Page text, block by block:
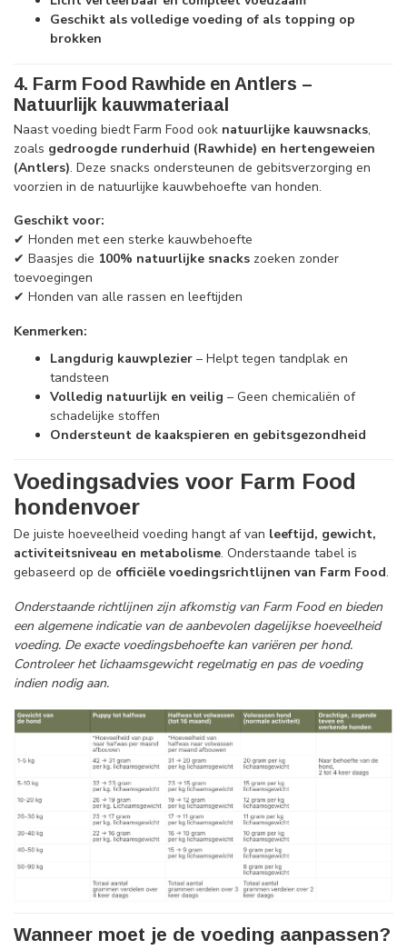
Geschikt als volledige voeding of als topping op
brokken
4. Farm Food Rawhide en Antlers –
Natuurlijk kauwmateriaal
Naast voeding biedt Farm Food ook natuurlijke kauwsnacks,
zoals gedroogde runderhuid (Rawhide) en hertengeweien
(Antlers). Deze snacks ondersteunen de gebitsverzorging en
voorzien in de natuurlijke kauwbehoefte van honden.
Geschikt voor:
✔ Honden met een sterke kauwbehoefte
✔ Baasjes die 100% natuurlijke snacks zoeken zonder
toevoegingen
✔ Honden van alle rassen en leeftijden
Kenmerken:
Langdurig kauwplezier – Helpt tegen tandplak en
tandsteen
Volledig natuurlijk en veilig – Geen chemicaliën of
schadelijke stoffen
Ondersteunt de kaakspieren en gebitsgezondheid
Voedingsadvies voor Farm Food
hondenvoer
De juiste hoeveelheid voeding hangt af van leeftijd, gewicht,
activiteitsniveau en metabolisme. Onderstaande tabel is
gebaseerd op de officiële voedingsrichtlijnen van Farm Food.
Onderstaande richtlijnen zijn afkomstig van Farm Food en bieden
een algemene indicatie van de aanbevolen dagelijkse hoeveelheid
voeding. De exacte voedingsbehoefte kan variëren per hond.
Controleer het lichaamsgewicht regelmatig en pas de voeding
indien nodig aan.
Wanneer moet je de voeding aanpassen?